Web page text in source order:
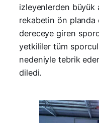
izleyenlerden büyük
rekabetin ön planda
dereceye giren
yetkililer tüm
nedeniyle tebrik
diledi.